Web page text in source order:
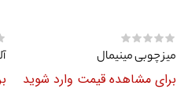
میز چوبی مینیمال
برای مشاهده قیمت وارد شوید